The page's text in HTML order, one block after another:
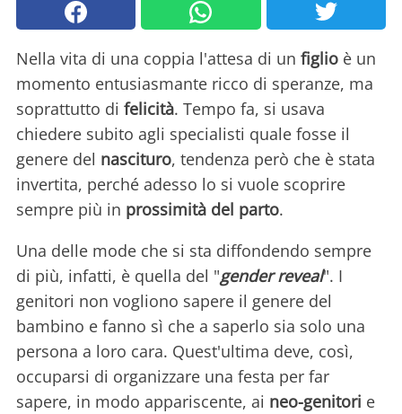
Nella vita di una coppia l'attesa di un figlio è un
momento entusiasmante ricco di speranze, ma
soprattutto di felicità. Tempo fa, si usava
chiedere subito agli specialisti quale fosse il
genere del nascituro, tendenza però che è stata
invertita, perché adesso lo si vuole scoprire
sempre più in prossimità del parto.
Una delle mode che si sta diffondendo sempre
di più, infatti, è quella del "gender reveal". I
genitori non vogliono sapere il genere del
bambino e fanno sì che a saperlo sia solo una
persona a loro cara. Quest'ultima deve, così,
occuparsi di organizzare una festa per far
sapere, in modo appariscente, ai neo-genitori e